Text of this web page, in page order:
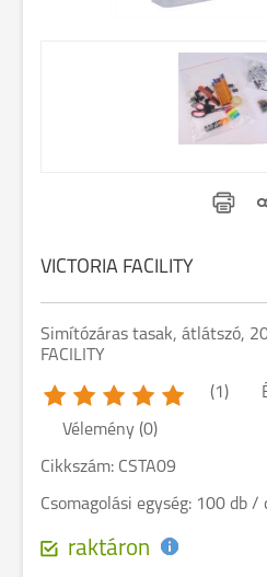
VICTORIA FACILITY
Simítózáras tasak, átlátszó,
FACILITY
(1)
Vélemény (0)
Cikkszám: CSTA09
Csomagolási egység: 100 db /
raktáron